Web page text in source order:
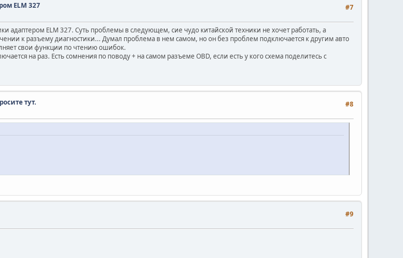
#7
ELM 327
адаптером ELM 327. Суть проблемы в следующем, сие чудо китайской техники не хочет работать, а
к разъему диагностики... Думал проблема в нем самом, но он без проблем подключается к другим авто
свои функции по чтению ошибок.
на раз. Есть сомнения по поводу + на самом разъеме OBD, если есть у кого схема поделитесь с
#8
тут.
#9